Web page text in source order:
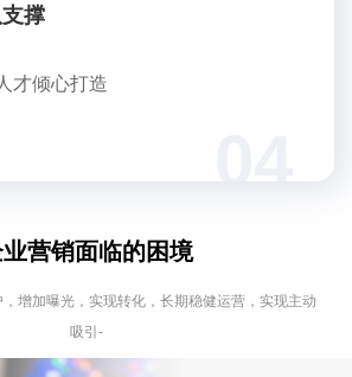
撑
才倾心打造
营销面临的困境
增加曝光，实现转化，长期稳健运营，实现主动
吸引-